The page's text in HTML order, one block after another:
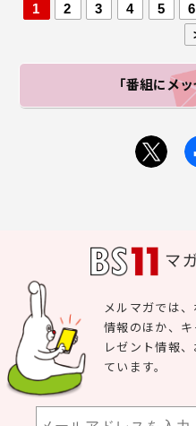
1 2 3 4 5 6
「番組にメ
マ
メルマガでは
情報のほか、
レゼント情報
ています。